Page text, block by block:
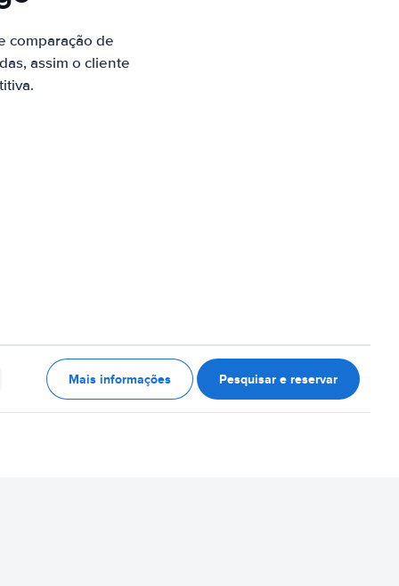
comparação de
assim o cliente
Mais informações Pesquisar e reservar